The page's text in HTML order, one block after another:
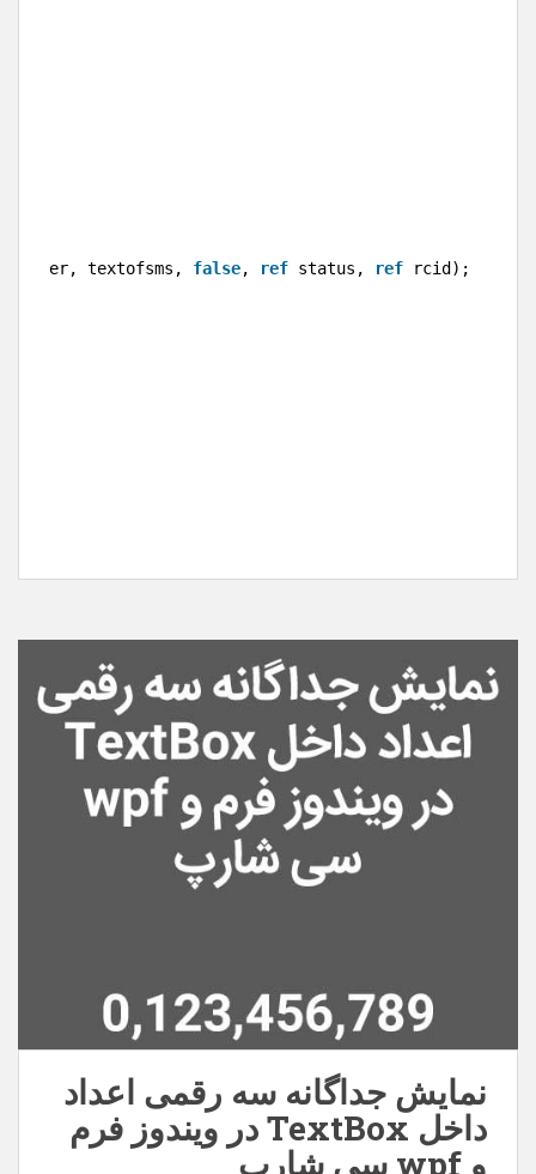
textofsms, false, ref status, ref rcid);
نمایش جداگانه سه رقمی اعداد
داخل TextBox در ویندوز فرم
و wpf سی شارپ